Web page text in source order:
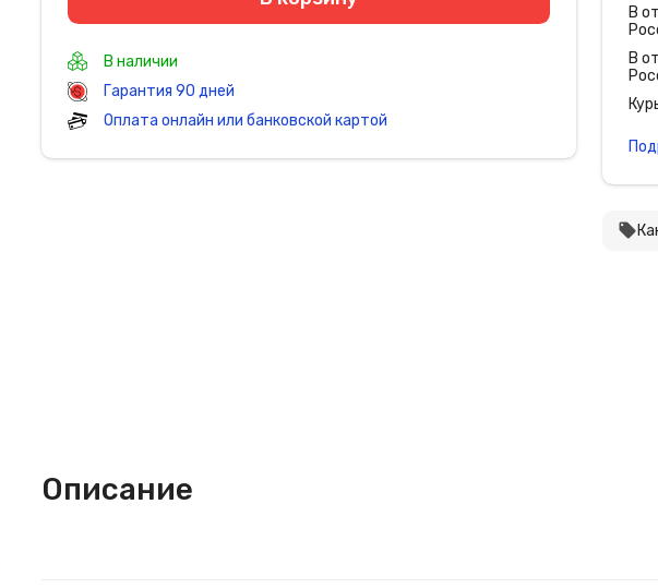
В наличии
Гарантия 90 дней
Оплата онлайн или банковской картой
В
В
local_offer
Описание